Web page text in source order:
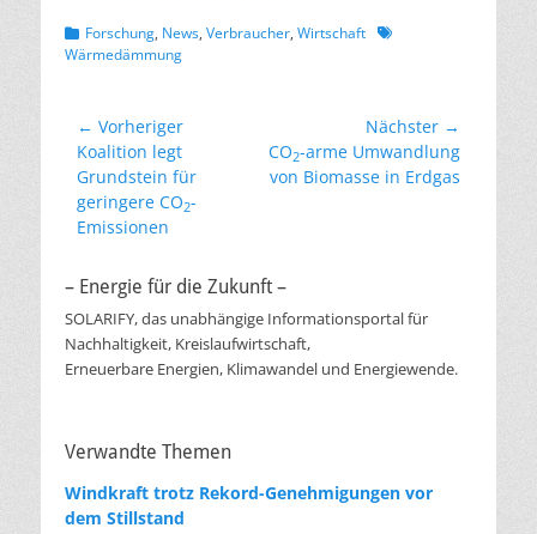
Kategorien
Forschung, News, Verbraucher, Wirtschaft Schlagworte
Wärmedämmung
Beitragsnavigation
← Vorheriger
Vorheriger
Beitrag:
Koalition legt
Grundstein für
geringere CO2-
Emissionen
Nächster →
Nächster
Beitrag:
CO2-arme Umwandlung
von Biomasse in Erdgas
– Energie für die Zukunft –
SOLARIFY, das unabhängige Informationsportal für
Nachhaltigkeit, Kreislaufwirtschaft,
Erneuerbare Energien, Klimawandel und Energiewende.
Verwandte Themen
Windkraft trotz Rekord-Genehmigungen vor
dem Stillstand